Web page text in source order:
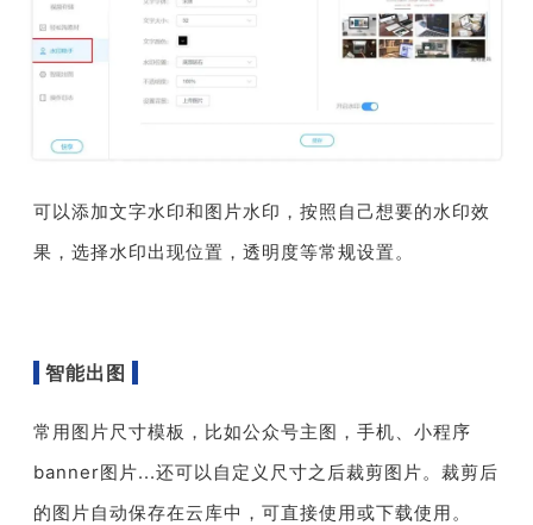
可以添加文字水印和图片水印，按照自己想要的水印效
果，选择水印出现位置，透明度等常规设置。
智能出图
常用图片尺寸模板，比如公众号主图，手机、小程序
banner图片...还可以自定义尺寸之后裁剪图片。裁剪后
的图片自动保存在云库中，可直接使用或下载使用。